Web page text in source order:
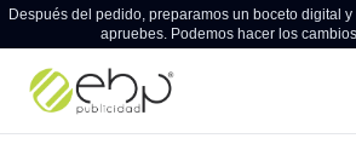
Después del pedido, preparamos un boceto digital
apruebes. Podemos hacer los